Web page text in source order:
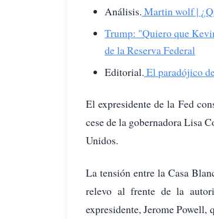
Análisis. Martin wolf |
Trump: "Quiero que
de la Reserva Federal
Editorial. El paradójico
El expresidente de la Fed
cese de la gobernadora Lisa
Unidos.
La tensión entre la Casa
relevo al frente de la
expresidente, Jerome